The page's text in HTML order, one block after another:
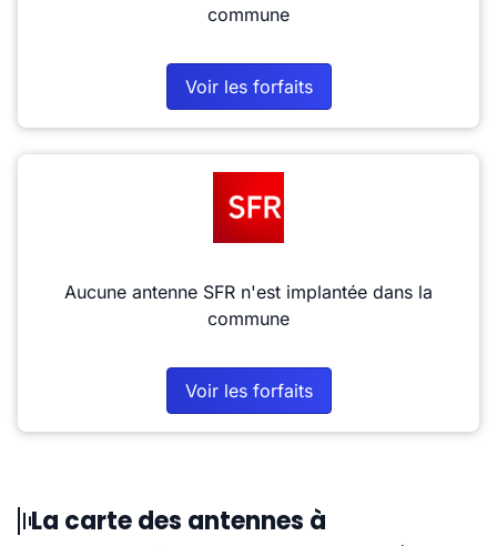
commune
Voir les forfaits
Aucune antenne SFR n'est implantée dans la
commune
Voir les forfaits
La carte des antennes à